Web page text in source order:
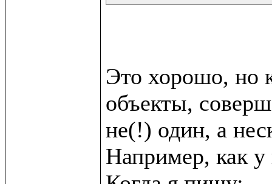
Это хорошо, но
объекты,
не(!) один, а
Например, как